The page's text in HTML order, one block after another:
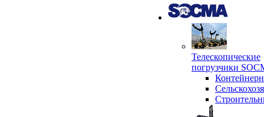
Телескопические
погрузчики